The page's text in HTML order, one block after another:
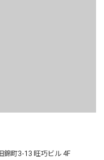
町3-13 旺巧ビル 4F